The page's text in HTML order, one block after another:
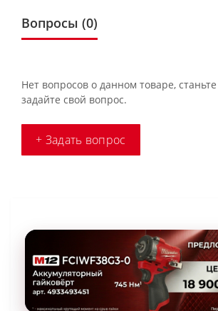
Вопросы (0)
Нет вопросов о данном товаре,
задайте свой вопрос.
+ Задать вопрос